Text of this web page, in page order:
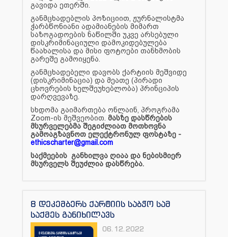
გავიდა ეთერში.
განმცხადებლის პოზიციით, ჟურნალისტმა
ჭარბწონიანი ადამიანების მიმართ
საზოგადოების ნაწილში უკვე არსებული
დისკრიმინაციული დამოკიდებულება
წაახალისა და მისი ფოტოები თანხმობის
გარეშე გამოიყენა.
განმცხადებელი დავობს ქარტიის მეშვიდე
(დისკრიმინაცია) და მეათე (პირადი
ცხოვრების ხელშეუხებლობა) პრინციპის
დარღვევაზე.
სხდომა გაიმართება ონლაინ, პროგრამა
Zoom-ის მეშვეობით. მასზე დასწრების
მსურველებმა შეგიძლიათ მოთხოვნა
გამოაგზავნოთ ელექტრონულ ფოსტაზე -
ethicscharter@gmail.com
საქმეების განხილვა ღიაა და ნებისმიერ
მსურველს შეუძლია დასწრება.
8 დეკემბერს ქარტიის საბჭო სამ
საქმეს განიხილავს
06.12.2022